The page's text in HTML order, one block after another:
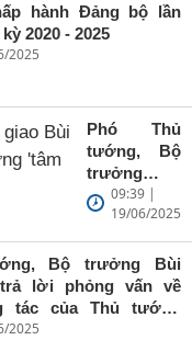
hành Đảng bộ lần
2020 - 2025
2025
Phó Thủ
tướng, Bộ
trưởng
Ngoại giao
Bùi Thanh
Sơn: Nhà
báo trẻ cần
giữ vững
'tâm trong,
09:39 |
19/06/2025
Bộ trưởng Bùi
lời phỏng vấn về
tác của Thủ tướng
Estonia, Pháp và
2025